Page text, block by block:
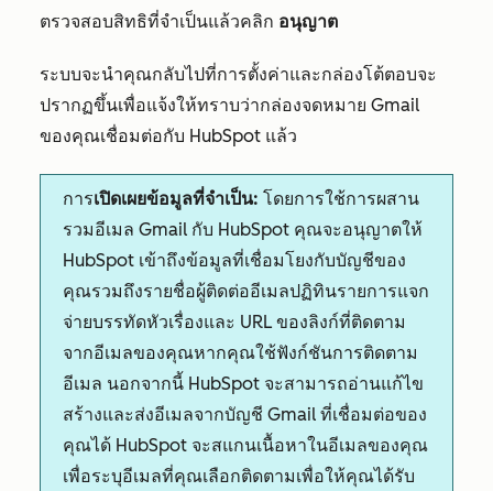
ตรวจสอบสิทธิที่จำเป็นแล้วคลิก อนุญาต
ระบบจะนำคุณกลับไปที่การตั้งค่าและกล่องโต้ตอบจะ
ปรากฏขึ้นเพื่อแจ้งให้ทราบว่ากล่องจดหมาย Gmail
ของคุณเชื่อมต่อกับ HubSpot แล้ว
การเปิดเผยข้อมูลที่จำเป็น: โดยการใช้การผสาน
รวมอีเมล Gmail กับ HubSpot คุณจะอนุญาตให้
HubSpot เข้าถึงข้อมูลที่เชื่อมโยงกับบัญชีของ
คุณรวมถึงรายชื่อผู้ติดต่ออีเมลปฏิทินรายการแจก
จ่ายบรรทัดหัวเรื่องและ URL ของลิงก์ที่ติดตาม
จากอีเมลของคุณหากคุณใช้ฟังก์ชันการติดตาม
อีเมล นอกจากนี้ HubSpot จะสามารถอ่านแก้ไข
สร้างและส่งอีเมลจากบัญชี Gmail ที่เชื่อมต่อของ
คุณได้ HubSpot จะสแกนเนื้อหาในอีเมลของคุณ
เพื่อระบุอีเมลที่คุณเลือกติดตามเพื่อให้คุณได้รับ